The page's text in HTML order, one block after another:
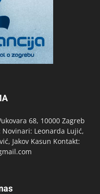
68, 10000 Zagreb
Leonarda Lujić,
Jakov Kasun Kontakt: